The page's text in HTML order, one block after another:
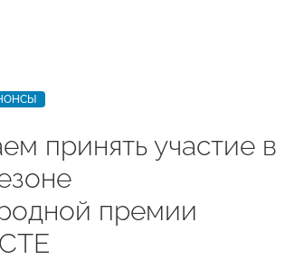
принять участие в
премии